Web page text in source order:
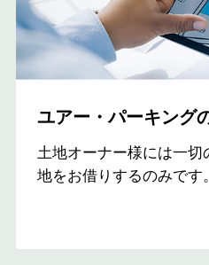
ユアー・パーキング
土地オーナー様には一切
地をお借りするのみです。